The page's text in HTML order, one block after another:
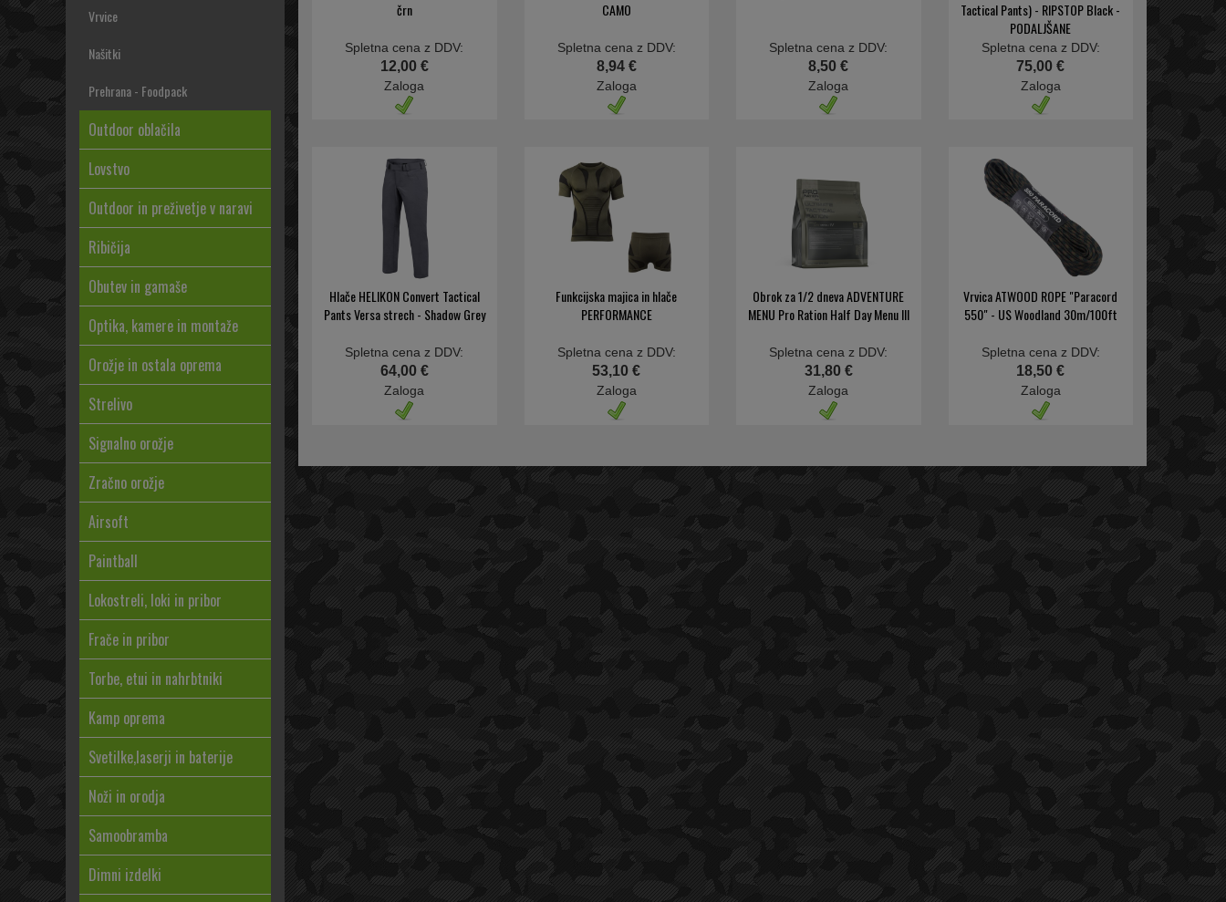
Vrvice
Našitki
Prehrana - Foodpack
Outdoor oblačila
Lovstvo
Outdoor in preživetje v naravi
Ribičija
Obutev in gamaše
Optika, kamere in montaže
Orožje in ostala oprema
Strelivo
Signalno orožje
Zračno orožje
Airsoft
Paintball
Lokostreli, loki in pribor
Frače in pribor
Torbe, etui in nahrbtniki
Kamp oprema
Svetilke,laserji in baterije
Noži in orodja
Samoobramba
Dimni izdelki
črn
Spletna cena z DDV:
12,00 €
Zaloga
CAMO
Spletna cena z DDV:
8,94 €
Zaloga
Spletna cena z DDV:
8,50 €
Zaloga
Tactical Pants) - RIPSTOP Black -
PODALJŠANE
Spletna cena z DDV:
75,00 €
Zaloga
Hlače HELIKON Convert Tactical
Pants Versa strech - Shadow Grey
Spletna cena z DDV:
64,00 €
Zaloga
Funkcijska majica in hlače
PERFORMANCE
Spletna cena z DDV:
53,10 €
Zaloga
Obrok za 1/2 dneva ADVENTURE
MENU Pro Ration Half Day Menu III
Spletna cena z DDV:
31,80 €
Zaloga
Vrvica ATWOOD ROPE "Paracord
550" - US Woodland 30m/100ft
Spletna cena z DDV:
18,50 €
Zaloga